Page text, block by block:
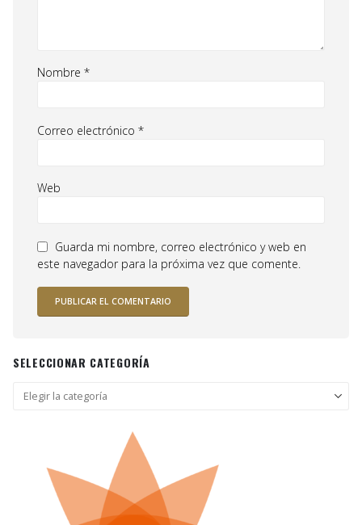
Nombre *
Correo electrónico *
Web
Guarda mi nombre, correo electrónico y web en
este navegador para la próxima vez que comente.
SELECCIONAR CATEGORÍA
Seleccionar
categoría